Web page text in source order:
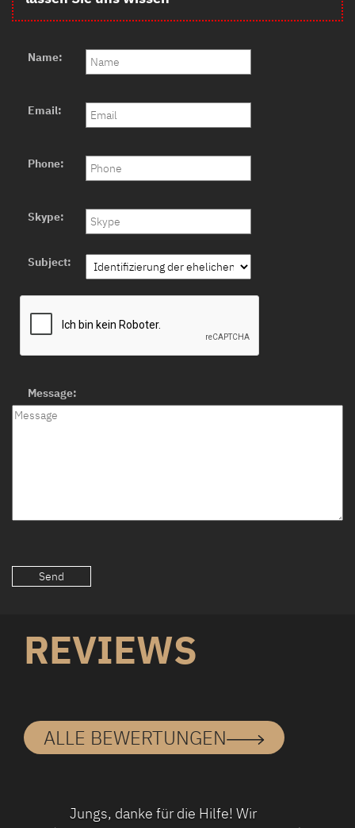
Name:
Email:
Phone:
Skype:
Subject:
Message:
REVIEWS
ALLE BEWERTUNGEN
Jungs, danke für die Hilfe! Wir